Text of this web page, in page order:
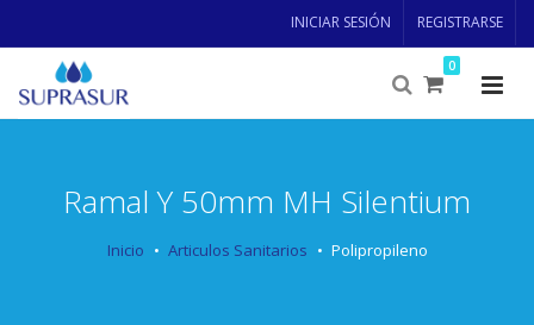
INICIAR SESIÓN REGISTRARSE
0
Ramal Y 50mm MH Silentium
Inicio Articulos Sanitarios Polipropileno